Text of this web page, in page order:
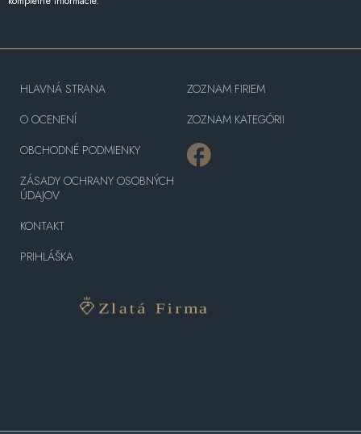
HLAVNÁ STRANA
O OCENENÍ
OBCHODNÉ PODMIENKY
ZÁSADY OCHRANY OSOBNÝCH
ÚDAJOV
KONTAKT
PRIHLÁŠKA
ZOZNAM FIRIEM
ZOZNAM KATEGÓRII